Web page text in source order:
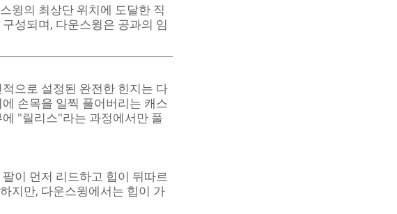
윙의 최상단 위치에 도달한 직
성되며, 다운스윙은 공과의 임
으로 설정된 완전한 힌지는 다
손목을 일찍 풀어버리는 캐스
"릴리스"라는 과정에서만 풀
이 먼저 리드하고 힙이 뒤따르
지만, 다운스윙에서는 힙이 가